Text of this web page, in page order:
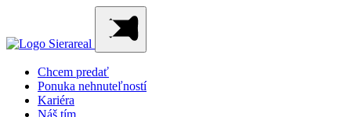
Chcem predať
Ponuka nehnuteľností
Kariéra
Náš tím